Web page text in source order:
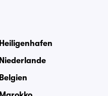
Heiligenhafen
Niederlande
Belgien